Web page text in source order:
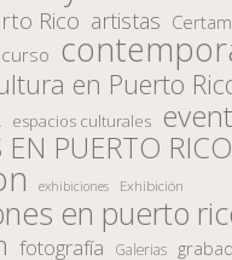
Rico artistas
en Puerto
espacios culturales
EN PUERTO RICO
exhibiciones Exhibición
en puerto
fotografía Galerias